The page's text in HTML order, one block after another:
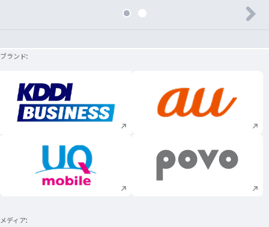
ブランド
新規ウィンドウで開く 新規ウィンドウで
新規ウィンドウで開く 新規ウィンドウで
メディア